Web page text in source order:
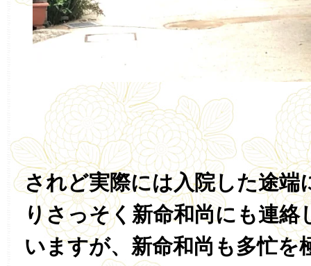
されど実際には入院した途端
りさっそく新命和尚にも連絡
いますが、新命和尚も多忙を